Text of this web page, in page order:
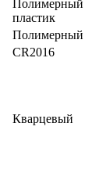
Полимерный
пластик
Полимерный
CR2016
Кварцевый